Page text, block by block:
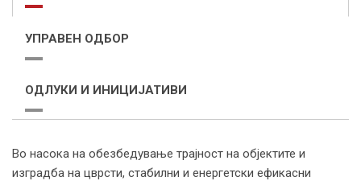
УПРАВЕН ОДБОР
ОДЛУКИ И ИНИЦИЈАТИВИ
Во насока на обезбедување трајност на објектите и
изградба на цврсти, стабилни и енергетски ефикасни